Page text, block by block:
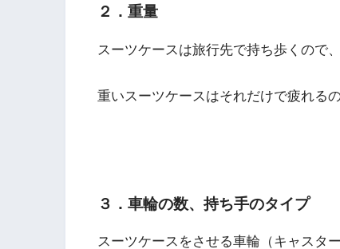
２．重量
スーツケースは旅行先で持ち歩くので
重いスーツケースはそれだけで疲れる
３．車輪の数、持ち手のタイプ
スーツケースをさせる車輪（キャスタ